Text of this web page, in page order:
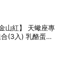
山紅】 天蠍座專
乳酪蛋糕/